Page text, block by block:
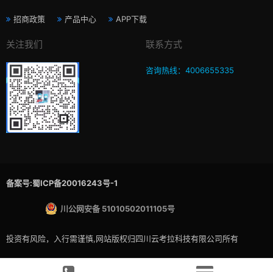
招商政策 产品中心 APP下载
关注我们 联系方式
咨询热线：4006655335
备案号:蜀ICP备20016243号-1
川公网安备 51010502011105号
投资有风险，入行需谨慎,网站版权归四川云考拉科技有限公司所有